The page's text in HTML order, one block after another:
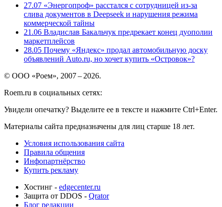
27.07 «Энергопроф» расстался с сотрудницей из-за
слива документов в Deepseek и нарушения режима
коммерческой тайны
21.06 Владислав Бакальчук предрекает конец дуополии
маркетплейсов
28.05 Почему «Яндекс» продал автомобильную доску
объявлений Auto.ru, но хочет купить «Островок»?
© ООО «Роем», 2007 – 2026.
Roem.ru в социальных сетях:
Увидели опечатку? Выделите ее в тексте и нажмите Ctrl+Enter.
Материалы сайта предназначены для лиц старше 18 лет.
Условия использования сайта
Правила общения
Инфопартнёрство
Купить рекламу
Хостинг - edgecenter.ru
Защита от DDOS - Qrator
Блог редакции